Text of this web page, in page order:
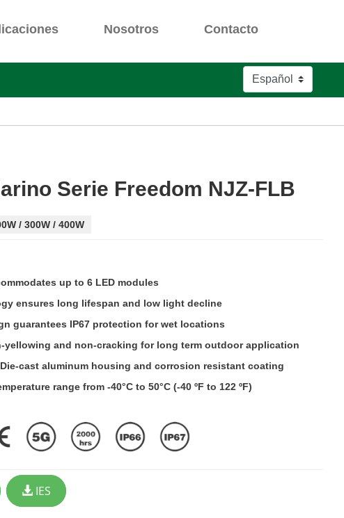
Nosotros Contacto
Serie Freedom NJZ-FLB
/ 300W / 400W
up to 6 LED modules
ensures long lifespan and low light decline
guarantees IP67 protection for wet locations
yellowing and non-cracking for long term outdoor application
cast aluminum housing and corrosion resistant coating
range from -40°C to 50°C (-40 ºF to 122 ºF)
IES